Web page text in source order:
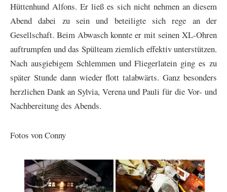
Hüttenhund Alfons. Er ließ es sich nicht nehmen an diesem
Abend dabei zu sein und beteiligte sich rege an der
Gesellschaft. Beim Abwasch konnte er mit seinen XL-Ohren
auftrumpfen und das Spülteam ziemlich effektiv unterstützen.
Nach ausgiebigem Schlemmen und Fliegerlatein ging es zu
später Stunde dann wieder flott talabwärts. Ganz besonders
herzlichen Dank an Sylvia, Verena und Pauli für die Vor- und
Nachbereitung des Abends.
Fotos von Conny